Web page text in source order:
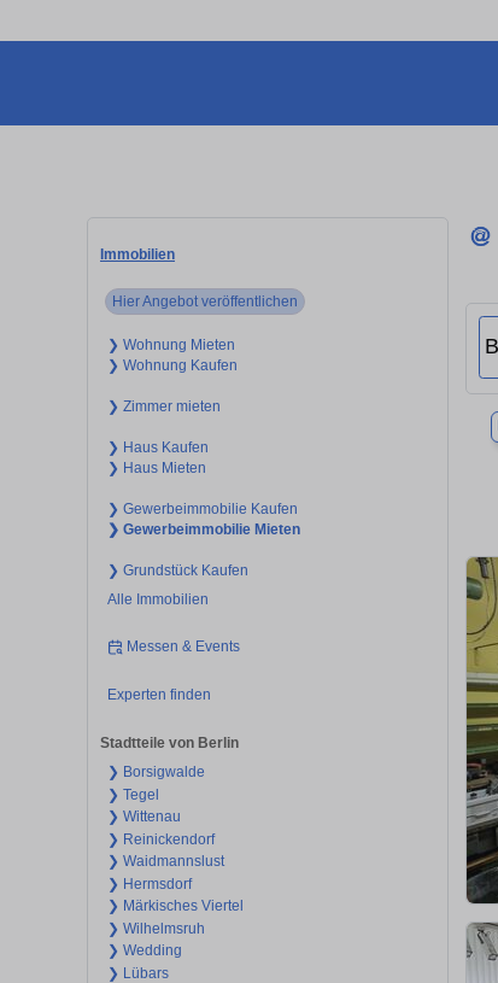
Immobilien
Hier Angebot veröffentlichen
❯ Wohnung Mieten
❯ Wohnung Kaufen
❯ Zimmer mieten
❯ Haus Kaufen
❯ Haus Mieten
❯ Gewerbeimmobilie Kaufen
❯ Gewerbeimmobilie Mieten
❯ Grundstück Kaufen
Alle Immobilien
Messen & Events
Experten finden
Stadtteile von Berlin
❯ Borsigwalde
❯ Tegel
❯ Wittenau
❯ Reinickendorf
❯ Waidmannslust
❯ Hermsdorf
❯ Märkisches Viertel
❯ Wilhelmsruh
❯ Wedding
❯ Lübars